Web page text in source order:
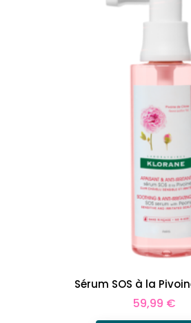
Sérum SOS à la
Prix
59,99 €